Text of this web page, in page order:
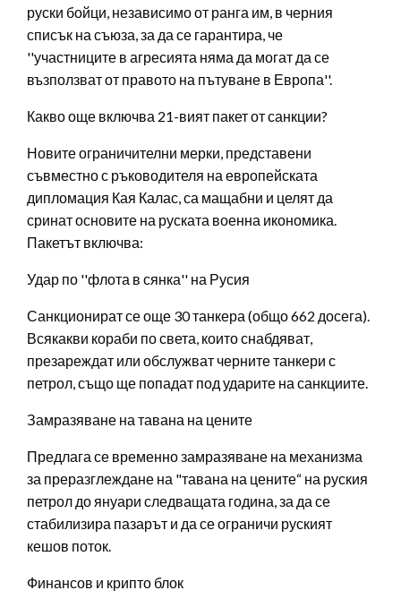
руски бойци, независимо от ранга им, в черния
списък на съюза, за да се гарантира, че
''участниците в агресията няма да могат да се
възползват от правото на пътуване в Европа''.
Какво още включва 21-вият пакет от санкции?
Новите ограничителни мерки, представени
съвместно с ръководителя на европейската
дипломация Кая Калас, са мащабни и целят да
сринат основите на руската военна икономика.
Пакетът включва:
Удар по ''флота в сянка'' на Русия
Санкционират се още 30 танкера (общо 662 досега).
Всякакви кораби по света, които снабдяват,
презареждат или обслужват черните танкери с
петрол, също ще попадат под ударите на санкциите.
Замразяване на тавана на цените
Предлага се временно замразяване на механизма
за преразглеждане на "тавана на цените“ на руския
петрол до януари следващата година, за да се
стабилизира пазарът и да се ограничи руският
кешов поток.
Финансов и крипто блок